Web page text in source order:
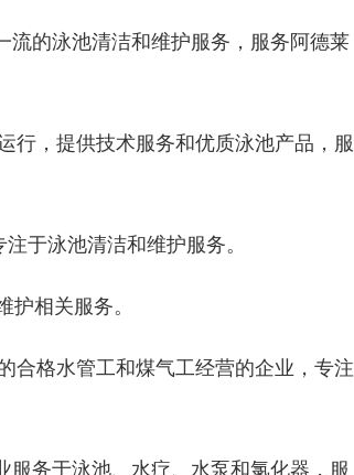
流的泳池清洁和维护服务，服务阿德莱
行，提供技术服务和优质泳池产品，服
注于泳池清洁和维护服务。
护相关服务。
合格水管工和煤气工经营的企业，专注
服务于泳池、水疗、水泵和氯化器，服